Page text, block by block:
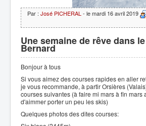
Par : José PICHERAL - le mardi 16 avril 2019
Une semaine de rêve dans
Bernard
Bonjour à tous
Si vous aimez des courses rapides en aller
je vous recommande, à partir Orsières
courses suivantes (à faire mi mars à fin mars
d'aimmer porter un peu les skis)
Quelques photos des dites courses: